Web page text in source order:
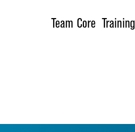
Team Core Training